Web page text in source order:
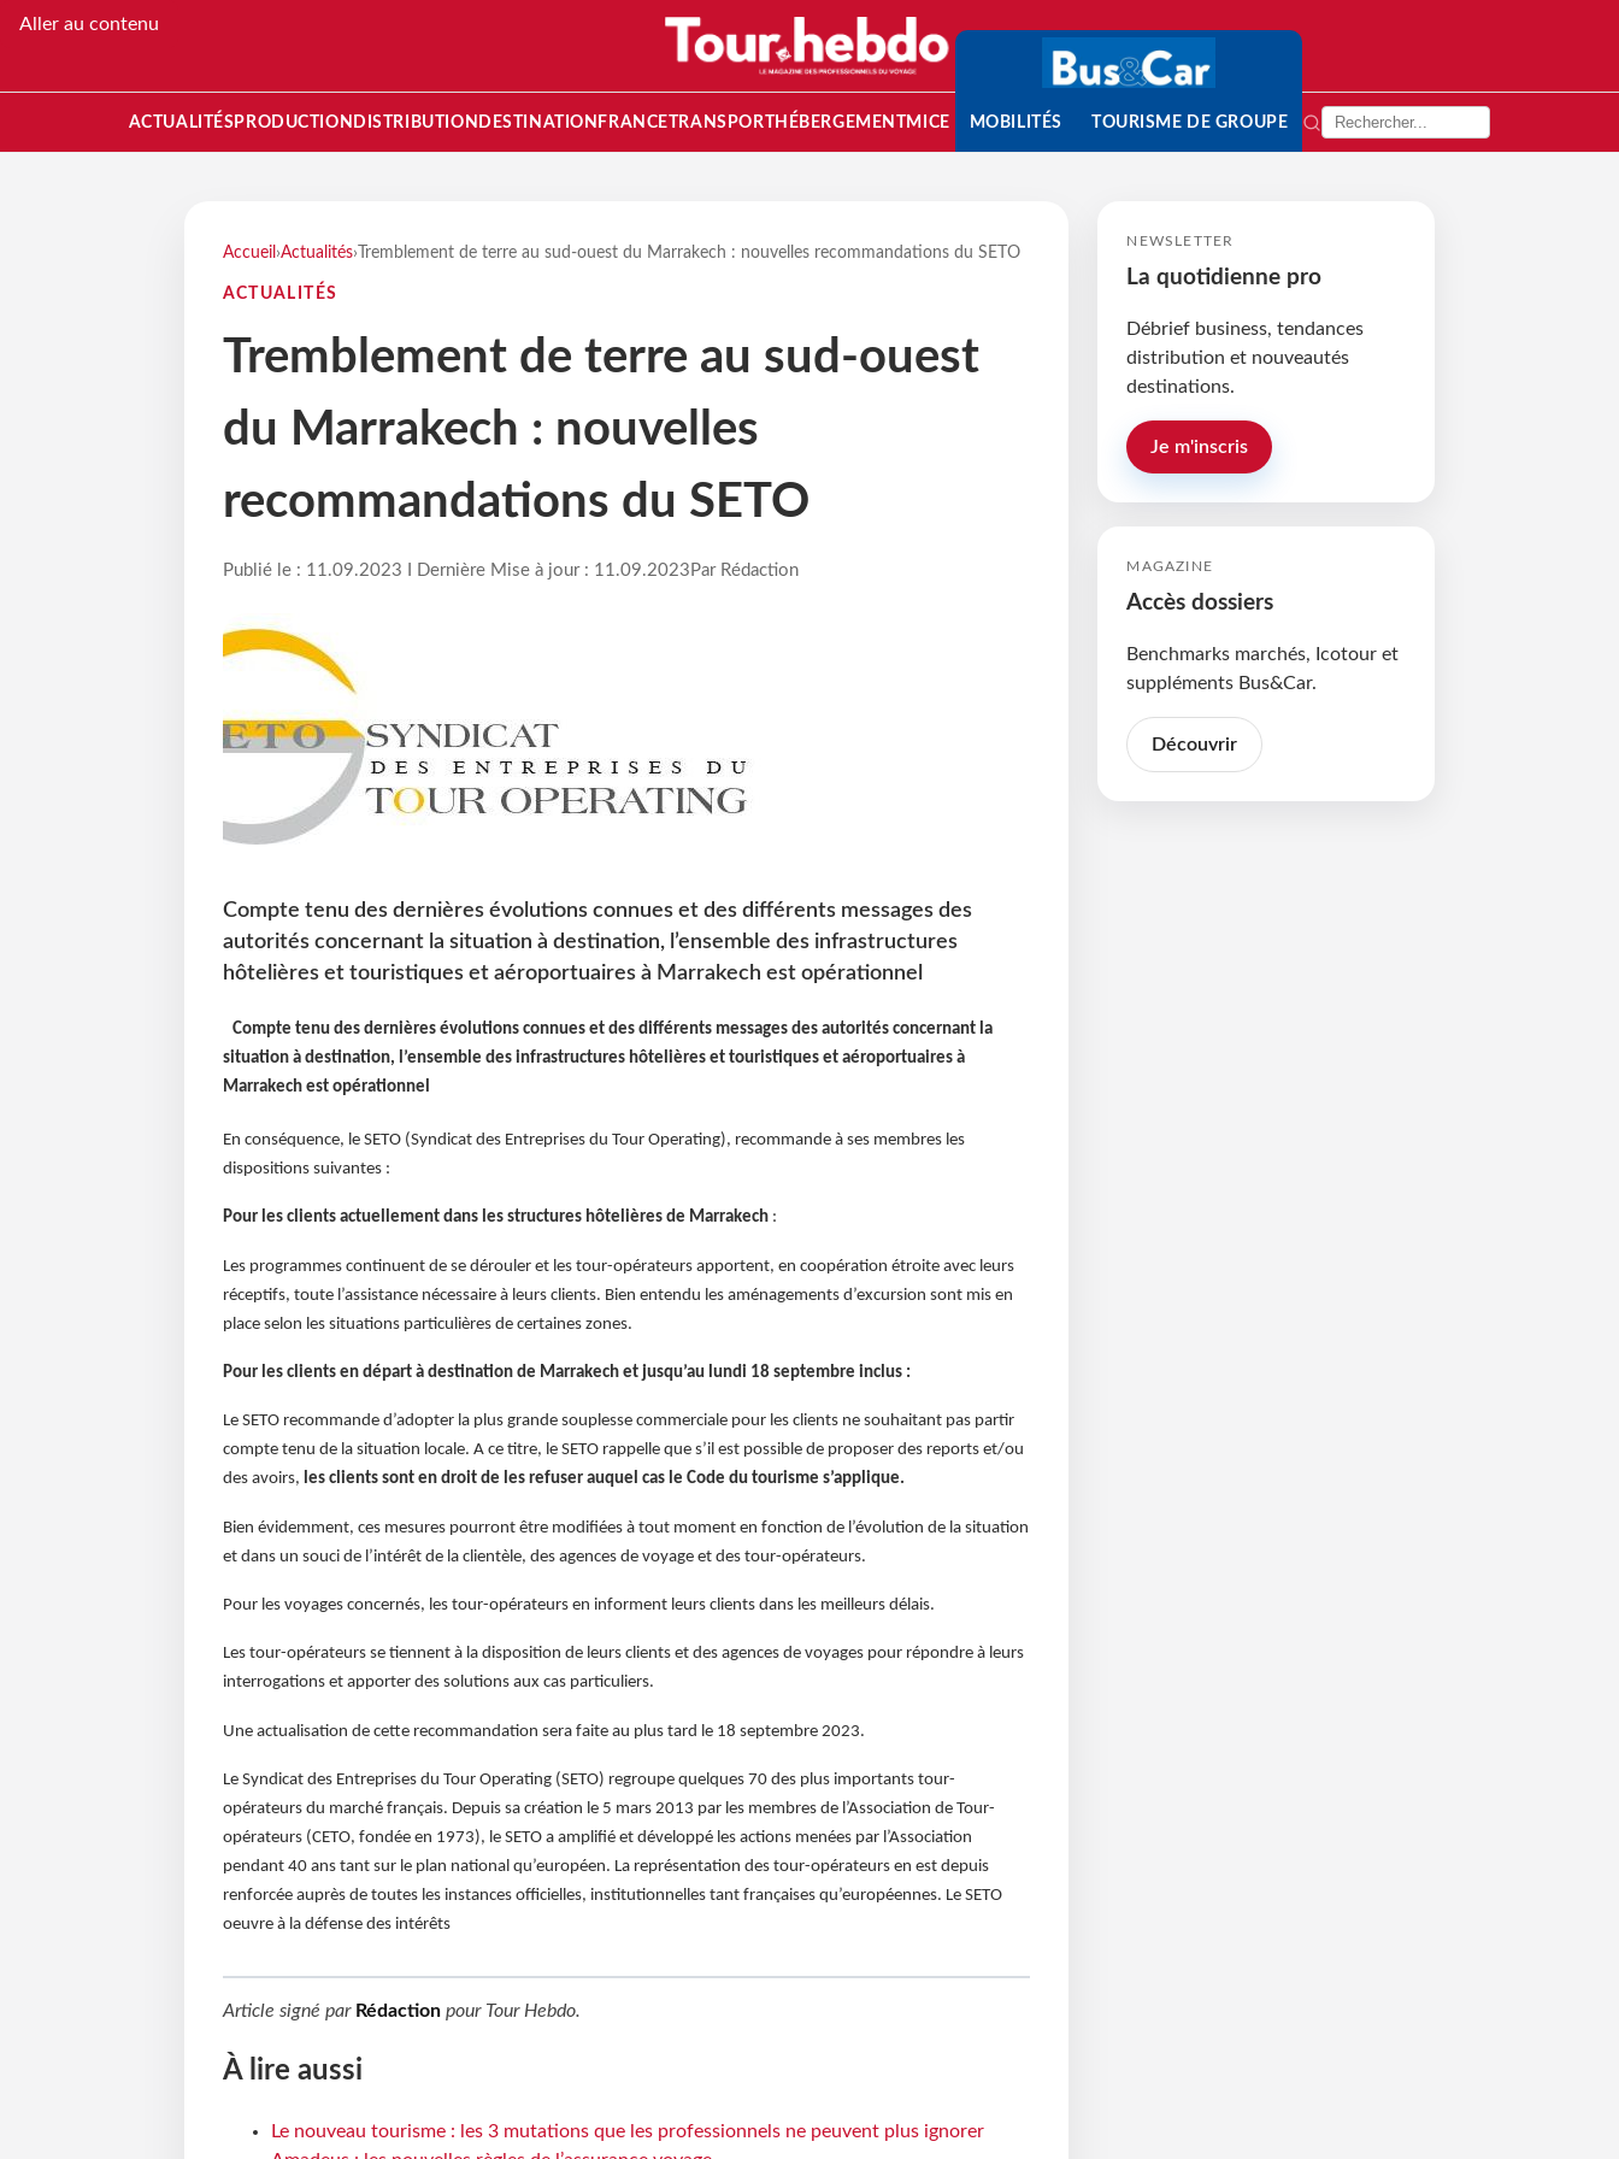
Aller au contenu
ACTUALITÉS PRODUCTION DISTRIBUTION DESTINATION FRANCETRANSPORT HÉBERGEMENTMICE MOBILITÉS TOURISME DE GROUPE
Accueil ›Actualités› Tremblement de terre au sud-ouest du Marrakech : nouvelles recommandations du SETO
ACTUALITÉS
Tremblement de terre au sud-ouest
du Marrakech : nouvelles
recommandations du SETO
Publié le : 11.09.2023 I Dernière Mise à jour : 11.09.2023 Par Rédaction
Compte tenu des dernières évolutions connues et des différents messages des
autorités concernant la situation à destination, l’ensemble des infrastructures
hôtelières et touristiques et aéroportuaires à Marrakech est opérationnel
Compte tenu des dernières évolutions connues et des différents messages des autorités concernant la
situation à destination, l’ensemble des infrastructures hôtelières et touristiques et aéroportuaires à
Marrakech est opérationnel
En conséquence, le SETO (Syndicat des Entreprises du Tour Operating), recommande à ses membres les
dispositions suivantes :
Pour les clients actuellement dans les structures hôtelières de Marrakech:
Les programmes continuent de se dérouler et les tour-opérateurs apportent, en coopération étroite avec leurs
réceptifs, toute l’assistance nécessaire à leurs clients. Bien entendu les aménagements d’excursion sont mis en
place selon les situations particulières de certaines zones.
Pour les clients en départ à destination de Marrakech et jusqu’au lundi 18 septembre inclus :
Le SETO recommande d’adopter la plus grande souplesse commerciale pour les clients ne souhaitant pas partir
compte tenu de la situation locale. A ce titre, le SETO rappelle que s’il est possible de proposer des reports et/ou
des avoirs, les clients sont en droit de les refuser auquel cas le Code du tourisme s’applique.
Bien évidemment, ces mesures pourront être modifiées à tout moment en fonction de l’évolution de la situation
et dans un souci de l’intérêt de la clientèle, des agences de voyage et des tour-opérateurs.
Pour les voyages concernés, les tour-opérateurs en informent leurs clients dans les meilleurs délais.
Les tour-opérateurs se tiennent à la disposition de leurs clients et des agences de voyages pour répondre à leurs
interrogations et apporter des solutions aux cas particuliers.
Une actualisation de cette recommandation sera faite au plus tard le 18 septembre 2023.
Le Syndicat des Entreprises du Tour Operating (SETO) regroupe quelques 70 des plus importants tour-
opérateurs du marché français. Depuis sa création le 5 mars 2013 par les membres de l’Association de Tour-
opérateurs (CETO, fondée en 1973), le SETO a amplifié et développé les actions menées par l’Association
pendant 40 ans tant sur le plan national qu’européen. La représentation des tour-opérateurs en est depuis
renforcée auprès de toutes les instances officielles, institutionnelles tant françaises qu’européennes. Le SETO
oeuvre à la défense des intérêts
Article signé par Rédactionpour Tour Hebdo.
À lire aussi
Le nouveau tourisme : les 3 mutations que les professionnels ne peuvent plus ignorer
NEWSLETTER
La quotidienne pro
Débrief business, tendances
distribution et nouveautés
destinations.
Je m'inscris
MAGAZINE
Accès dossiers
Benchmarks marchés, Icotour et
suppléments Bus&Car.
Découvrir